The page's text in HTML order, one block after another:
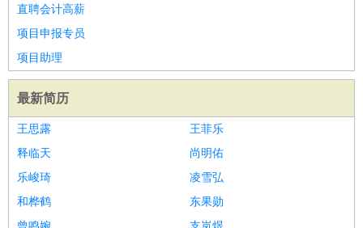
直聘会计高薪
项目申报专员
项目助理
最新简历
王思露
王菲乐
释临天
尚明佑
乐峻琦
凌雪弘
和桦鹤
东果勋